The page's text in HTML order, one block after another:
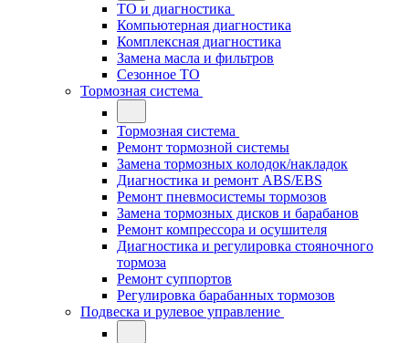
ТО и диагностика
Компьютерная диагностика
Комплексная диагностика
Замена масла и фильтров
Сезонное ТО
Тормозная система
Тормозная система
Ремонт тормозной системы
Замена тормозных колодок/накладок
Диагностика и ремонт ABS/EBS
Ремонт пневмосистемы тормозов
Замена тормозных дисков и барабанов
Ремонт компрессора и осушителя
Диагностика и регулировка стояночного
тормоза
Ремонт суппортов
Регулировка барабанных тормозов
Подвеска и рулевое управление